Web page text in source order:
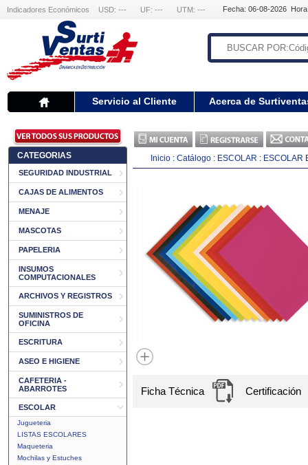
Indicadores Económicos USD: --- UF: --- UTM: --- Fecha: 06-08-2026
Servicio al Cliente Acerca de
CATEGORIAS
SEGURIDAD INDUSTRIAL
CAJAS DE ALIMENTOS
MENAJE
MASCOTAS
PAPELERIA
INSUMOS
COMPUTACIONALES
ARCHIVOS Y REGISTROS
SUMINISTROS DE
OFICINA
ESCRITURA
ASEO E HIGIENE
CAFETERIA -
ABARROTES
ESCOLAR
Jugueteria
LISTAS ESCOLARES
Maqueteria
Mochilas y Estuches
Inicio : Catálogo : ESCOLAR : ESCOLAR
Ficha Técnica Certificación